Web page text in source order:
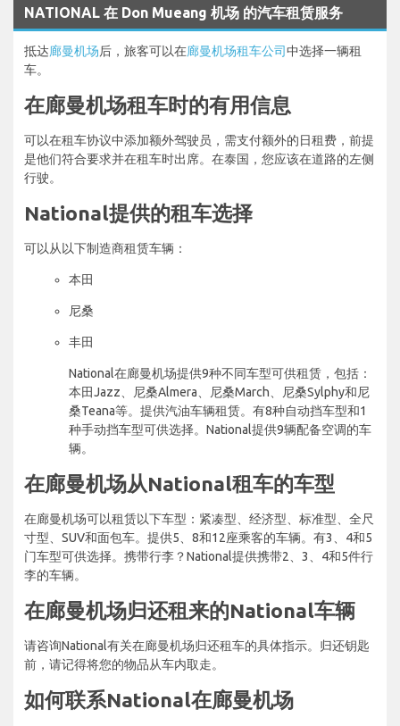
NATIONAL 在 Don Mueang 机场 的汽车租赁服务
抵达廊曼机场后，旅客可以在廊曼机场租车公司中选择一辆租
车。
在廊曼机场租车时的有用信息
可以在租车协议中添加额外驾驶员，需支付额外的日租费，前提
是他们符合要求并在租车时出席。在泰国，您应该在道路的左侧
行驶。
National提供的租车选择
可以从以下制造商租赁车辆：
本田
尼桑
丰田
National在廊曼机场提供9种不同车型可供租赁，包括：
本田Jazz、尼桑Almera、尼桑March、尼桑Sylphy和尼
桑Teana等。提供汽油车辆租赁。有8种自动挡车型和1
种手动挡车型可供选择。National提供9辆配备空调的车
辆。
在廊曼机场从National租车的车型
在廊曼机场可以租赁以下车型：紧凑型、经济型、标准型、全尺
寸型、SUV和面包车。提供5、8和12座乘客的车辆。有3、4和5
门车型可供选择。携带行李？National提供携带2、3、4和5件行
李的车辆。
在廊曼机场归还租来的National车辆
请咨询National有关在廊曼机场归还租车的具体指示。归还钥匙
前，请记得将您的物品从车内取走。
如何联系National在廊曼机场